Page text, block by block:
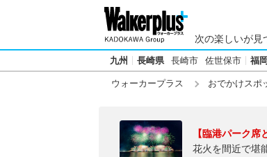
次の楽しいが見
九州 長崎県 長崎市 佐世保市 福
ウォーカープラス おでかけスポ
【臨港パーク席
花火を間近で堪